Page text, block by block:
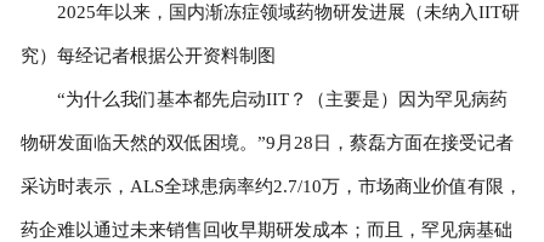
2025年以来，国内渐冻症领域药物研发进展（未纳入IIT研
究）每经记者根据公开资料制图
“为什么我们基本都先启动IIT？（主要是）因为罕见病药
物研发面临天然的双低困境。”9月28日，蔡磊方面在接受记者
采访时表示，ALS全球患病率约2.7/10万，市场商业价值有限，
药企难以通过未来销售回收早期研发成本；而且，罕见病基础